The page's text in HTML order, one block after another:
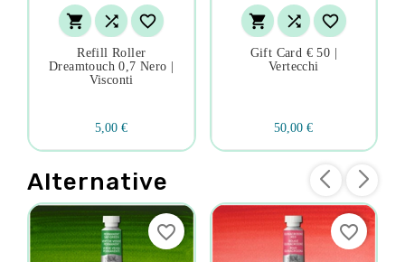
  
Refill Roller
Dreamtouch 0,7 Nero |
Visconti
5,00 €
  
Gift Card € 50 |
Vertecchi
50,00 €
Alternative
favorite_border favorite_border